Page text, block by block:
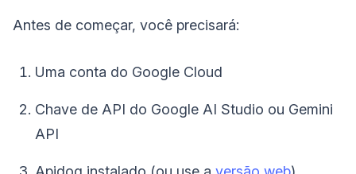
Antes de começar, você precisará:
Uma conta do Google Cloud
Chave de API do Google AI Studio ou Gemini
API